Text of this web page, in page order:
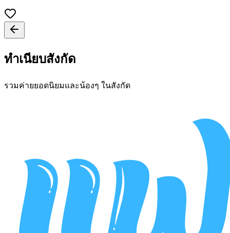
ทำเนียบสังกัด
รวมค่ายยอดนิยมและน้องๆ ในสังกัด